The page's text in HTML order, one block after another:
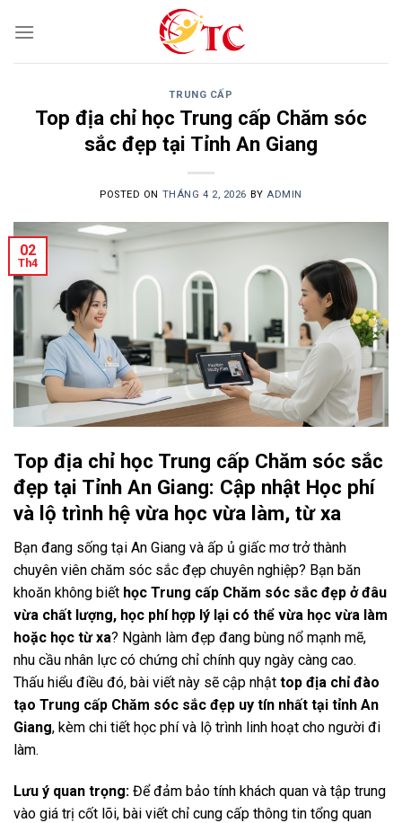
TRUNG CẤP
Top địa chỉ học Trung cấp Chăm sóc
sắc đẹp tại Tỉnh An Giang
POSTED ON THÁNG 4 2, 2026 BY ADMIN
02
Th4
Top địa chỉ học Trung cấp Chăm sóc sắc
đẹp tại Tỉnh An Giang: Cập nhật Học phí
và lộ trình hệ vừa học vừa làm, từ xa
Bạn đang sống tại An Giang và ấp ủ giấc mơ trở thành
chuyên viên chăm sóc sắc đẹp chuyên nghiệp? Bạn băn
khoăn không biết học Trung cấp Chăm sóc sắc đẹp ở đâu
vừa chất lượng, học phí hợp lý lại có thể vừa học vừa làm
hoặc học từ xa? Ngành làm đẹp đang bùng nổ mạnh mẽ,
nhu cầu nhân lực có chứng chỉ chính quy ngày càng cao.
Thấu hiểu điều đó, bài viết này sẽ cập nhật top địa chỉ đào
tạo Trung cấp Chăm sóc sắc đẹp uy tín nhất tại tỉnh An
Giang, kèm chi tiết học phí và lộ trình linh hoạt cho người đi
làm.
Lưu ý quan trọng: Để đảm bảo tính khách quan và tập trung
vào giá trị cốt lõi, bài viết chỉ cung cấp thông tin tổng quan